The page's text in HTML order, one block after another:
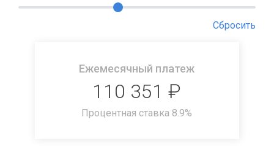
Сбросить
Ежемесячный платеж
110 351 ₽
Процентная ставка 8.9%